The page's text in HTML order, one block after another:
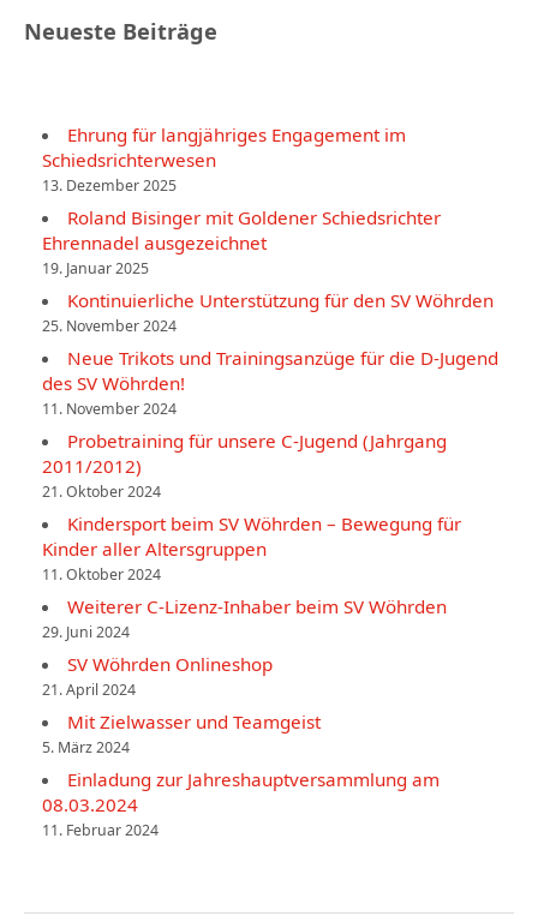
Neueste Beiträge
Ehrung für langjähriges Engagement im
Schiedsrichterwesen
13. Dezember 2025
Roland Bisinger mit Goldener Schiedsrichter
Ehrennadel ausgezeichnet
19. Januar 2025
Kontinuierliche Unterstützung für den SV Wöhrden
25. November 2024
Neue Trikots und Trainingsanzüge für die D-Jugend
des SV Wöhrden!
11. November 2024
Probetraining für unsere C-Jugend (Jahrgang
2011/2012)
21. Oktober 2024
Kindersport beim SV Wöhrden – Bewegung für
Kinder aller Altersgruppen
11. Oktober 2024
Weiterer C-Lizenz-Inhaber beim SV Wöhrden
29. Juni 2024
SV Wöhrden Onlineshop
21. April 2024
Mit Zielwasser und Teamgeist
5. März 2024
Einladung zur Jahreshauptversammlung am
08.03.2024
11. Februar 2024